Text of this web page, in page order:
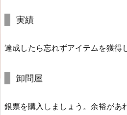
実績
達成したら忘れずアイテムを獲得
卸問屋
銀票を購入しましょう。余裕があ